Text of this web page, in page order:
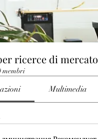
ricerce di mercato
membri
Multimedia